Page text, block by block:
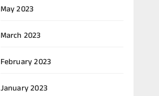
May 2023
March 2023
February 2023
January 2023